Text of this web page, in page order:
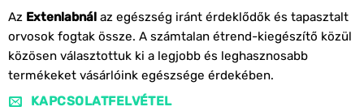
Az Extenlabnálaz egészség iránt érdeklődők és tapasztalt
orvosok fogtak össze. A számtalan étrend-kiegészítő közül
közösen választottuk ki a legjobb és leghasznosabb
termékeket vásárlóink egészsége érdekében.
KAPCSOLATFELVÉTEL